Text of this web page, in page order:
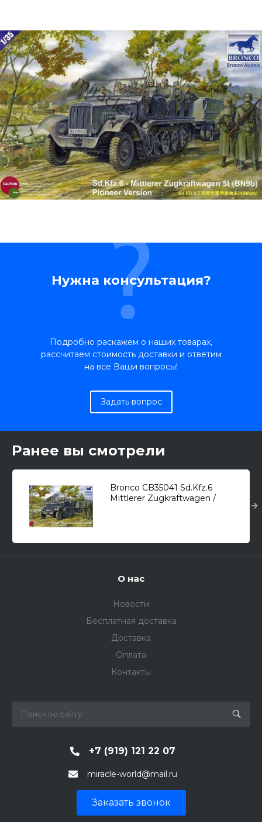
Нужна консультация?
Подробно раскажем о наших товарах,
рассчитаем стоимость доставки и ответим
на все Ваши вопросы!
Задать вопрос
Ранее вы смотрели
Bronco CB35041 Sd.Kfz.6
Mittlerer Zugkraftwagen /
О нас
Новости
Бесплатная доставка
Доставка
Оплата
Контакты
+7 (919) 121 22 07
miracle-world@mail.ru
Заказать звонок